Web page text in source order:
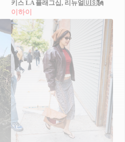
키스 LA 플래그십, 리뉴얼🇺🇸🗽
이하이